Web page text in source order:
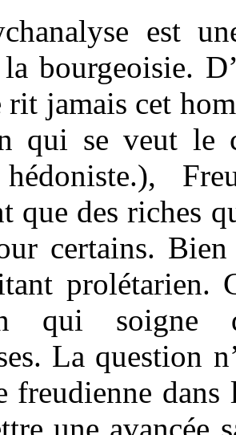
est
la bourgeoisie.
jamais cet
qui se veut le
que des riches
certains.
prolétarien.
qui soigne
La question
freudienne
une avancée